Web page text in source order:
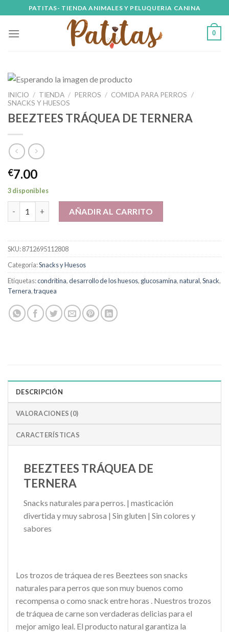
to
content
PATITAS- TIENDA ANIMALES Y PELUQUERIA CANINA
0
INICIO / TIENDA / PERROS / COMIDA PARA PERROS /
SNACKS Y HUESOS
BEEZTEES TRÁQUEA DE TERNERA
€7.00
3 disponibles
BEEZTEES TRÁQUEA DE TERNERA cantidad
AÑADIR AL CARRITO
SKU:8712695112808
Categoría:Snacks y Huesos
Etiquetas:condritina,desarrollo de los huesos, glucosamina,natural,Snack,
Ternera,traquea
DESCRIPCIÓN
VALORACIONES (0)
CARACTERÍSTICAS
BEEZTEES TRÁQUEA DE
TERNERA
Snacks naturales para perros. | masticación
divertida y muy sabrosa | Sin gluten | Sin colores y
sabores
Los trozos de tráquea de res Beeztees son snacks
naturales para perros que son muy buenos como
recompensa o como snack entre horas . Nuestros trozos
de tráquea de carne son verdaderas delicias para el
mejor amigo leal. El producto natural garantiza la